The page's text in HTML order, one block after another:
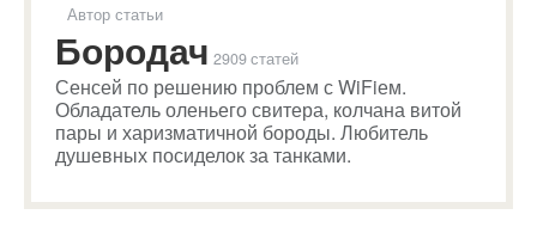
Автор статьи
Бородач 2909 статей
Сенсей по решению проблем с WiFiем.
Обладатель оленьего свитера, колчана витой
пары и харизматичной бороды. Любитель
душевных посиделок за танками.